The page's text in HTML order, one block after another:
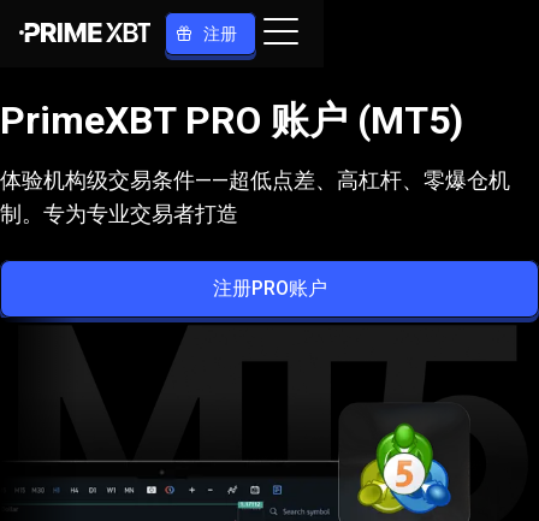
注册
PrimeXBT PRO 账户 (MT5)
体验机构级交易条件——超低点差、高杠杆、零爆仓机
制。专为专业交易者打造
注册PRO账户